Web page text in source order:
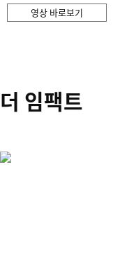
영상 바로보기
더 임팩트